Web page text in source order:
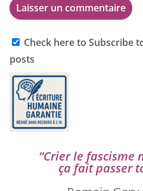
Check here to Subscribe
posts
“Crier le fas­cisme
ça fait pas­ser